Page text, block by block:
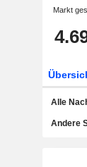
Markt
Alle
Andere